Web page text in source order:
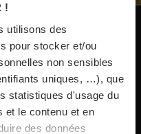
!
utilisons des
pour stocker et/ou
non sensibles
uniques, …), que
statistiques d'usage du
et le contenu et en
des données
ses ambitions
saison, mais pas